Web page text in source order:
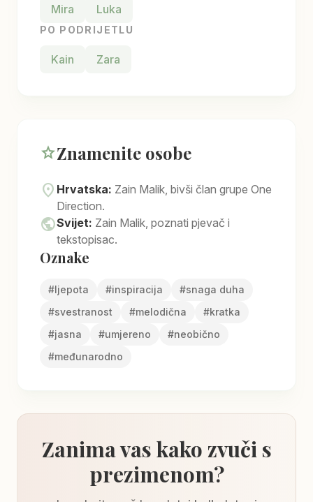
Mira Luka
PO PODRIJETLU
Kain Zara
starZnamenite osobe
location_on Hrvatska: Zain Malik, bivši član grupe One
Direction.
publicSvijet: Zain Malik, poznati pjevač i
tekstopisac.
Oznake
#ljepota #inspiracija #snaga duha
#svestranost #melodična #kratka
#jasna #umjereno #neobično
#međunarodno
Zanima vas kako zvuči s
prezimenom?